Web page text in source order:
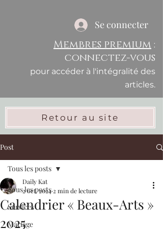
Se connecter
Membres premium :
connectez-vous
pour accéder à l'intégralité des
articles.
Retour au site
Post
Tous les posts
Services
Mariage
Tous les posts
Calendrier « Beaux-Arts »
2025
Daily Kat
2 oct. 2024 2 min de lecture